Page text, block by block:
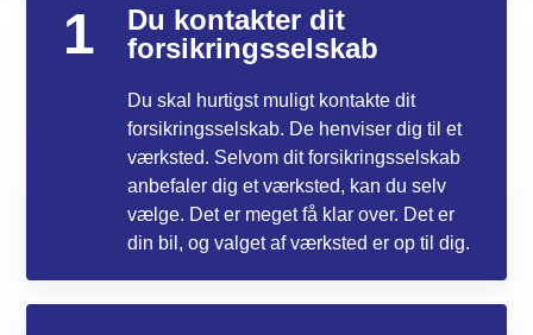
1
Du kontakter dit
forsikringsselskab
Du skal hurtigst muligt kontakte dit
forsikringsselskab. De henviser dig til et
værksted. Selvom dit forsikringsselskab
anbefaler dig et værksted, kan du selv
vælge. Det er meget få klar over. Det er
din bil, og valget af værksted er op til dig.